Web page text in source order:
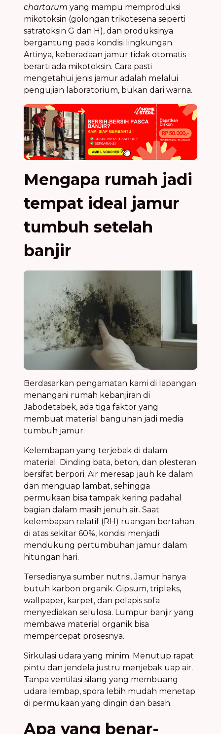
chartarum yang mampu memproduksi
mikotoksin (golongan trikotesena seperti
satratoksin G dan H), dan produksinya
bergantung pada kondisi lingkungan.
Artinya, keberadaan jamur tidak otomatis
berarti ada mikotoksin. Cara pasti
mengetahui jenis jamur adalah melalui
pengujian laboratorium, bukan dari warna.
Mengapa rumah jadi
tempat ideal jamur
tumbuh setelah
banjir
Berdasarkan pengamatan kami di lapangan
menangani rumah kebanjiran di
Jabodetabek, ada tiga faktor yang
membuat material bangunan jadi media
tumbuh jamur:
Kelembapan yang terjebak di dalam
material. Dinding bata, beton, dan plesteran
bersifat berpori. Air meresap jauh ke dalam
dan menguap lambat, sehingga
permukaan bisa tampak kering padahal
bagian dalam masih jenuh air. Saat
kelembapan relatif (RH) ruangan bertahan
di atas sekitar 60%, kondisi menjadi
mendukung pertumbuhan jamur dalam
hitungan hari.
Tersedianya sumber nutrisi. Jamur hanya
butuh karbon organik. Gipsum, tripleks,
wallpaper, karpet, dan pelapis sofa
menyediakan selulosa. Lumpur banjir yang
membawa material organik bisa
mempercepat prosesnya.
Sirkulasi udara yang minim. Menutup rapat
pintu dan jendela justru menjebak uap air.
Tanpa ventilasi silang yang membuang
udara lembap, spora lebih mudah menetap
di permukaan yang dingin dan basah.
Apa yang benar-